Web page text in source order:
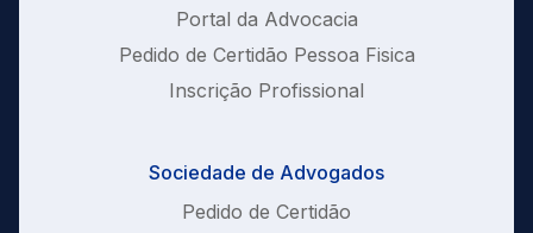
Portal da Advocacia
Pedido de Certidão Pessoa Fisica
Inscrição Profissional
Sociedade de Advogados
Pedido de Certidão